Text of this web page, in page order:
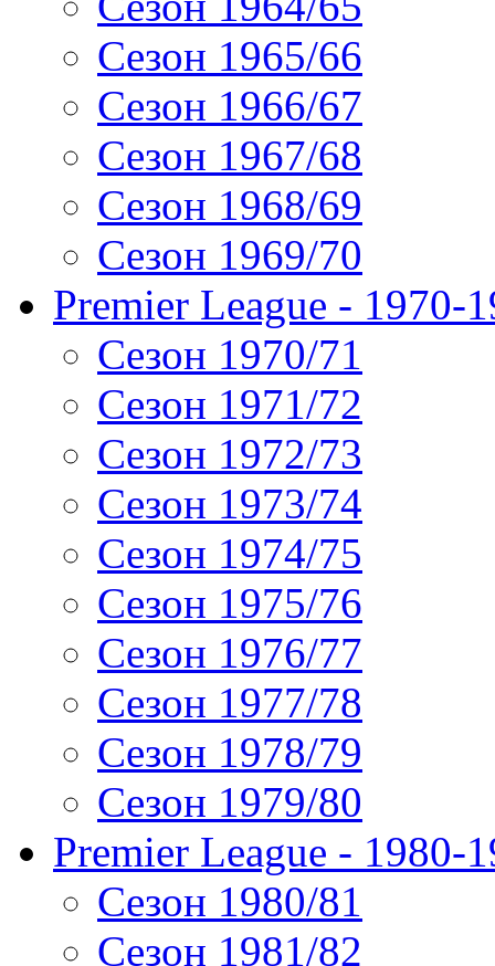
Сезон 1965/66
Сезон 1966/67
Сезон 1967/68
Сезон 1968/69
Сезон 1969/70
Premier League - 1970-
Сезон 1970/71
Сезон 1971/72
Сезон 1972/73
Сезон 1973/74
Сезон 1974/75
Сезон 1975/76
Сезон 1976/77
Сезон 1977/78
Сезон 1978/79
Сезон 1979/80
Premier League - 1980-
Сезон 1980/81
Сезон 1981/82